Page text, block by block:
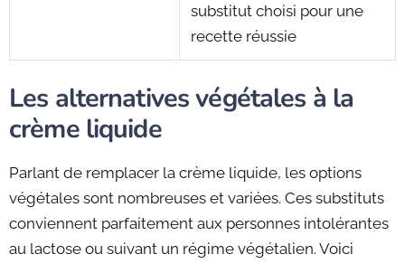
substitut choisi pour une
recette réussie
Les alternatives végétales à la
crème liquide
Parlant de remplacer la crème liquide, les options
végétales sont nombreuses et variées. Ces substituts
conviennent parfaitement aux personnes intolérantes
au lactose ou suivant un régime végétalien. Voici